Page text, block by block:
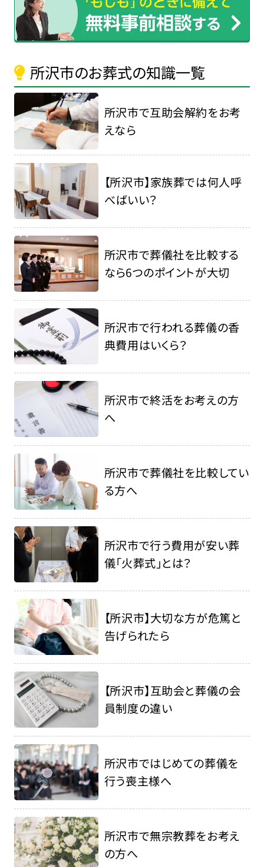
所沢市のお葬式の知識一覧
所沢市で互助会解約をお考
えなら
【所沢市】家族葬では何人呼
べばいい？
所沢市で葬儀社を比較する
なら6つのポイントが大切
所沢市で行われる葬儀の香
典費用はいくら？
所沢市で終活をお考えの方
へ
所沢市で葬儀社を比較してい
る方へ
所沢市で行う費用が安い葬
儀「火葬式」とは？
【所沢市】大切な方が危篤と
告げられたら
【所沢市】互助会と葬儀の会
員制度の違い
所沢市ではじめての葬儀を
行う喪主様へ
所沢市で無宗教葬をお考え
の方へ